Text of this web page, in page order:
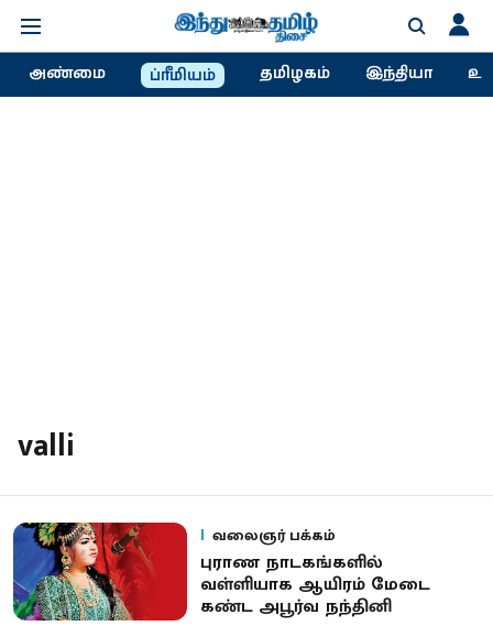
அண்மை ப்ரீமியம் தமிழகம் இந்தியா
valli
வலைஞர் பக்கம்
புராண நாடகங்களில்
வள்ளியாக ஆயிரம் மேடை
கண்ட அபூர்வ நந்தினி